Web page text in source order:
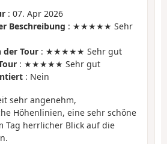
: 07. Apr 2026
Beschreibung : ★★★★★ Sehr
der Tour : ★★★★★ Sehr gut
: ★★★★★ Sehr gut
: Nein
sehr angenehm,
Höhenlinien, eine sehr schöne
Tag herrlicher Blick auf die